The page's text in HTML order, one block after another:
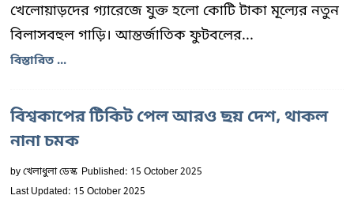
খেলোয়াড়দের গ্যারেজে যুক্ত হলো কোটি টাকা মূল্যের নতুন
বিলাসবহুল গাড়ি। আন্তর্জাতিক ফুটবলের...
বিস্তারিত ...
বিশ্বকাপের টিকিট পেল আরও ছয় দেশ, থাকল
নানা চমক
byখেলাধুলা ডেস্ক Published: 15 October 2025
Last Updated: 15 October 2025